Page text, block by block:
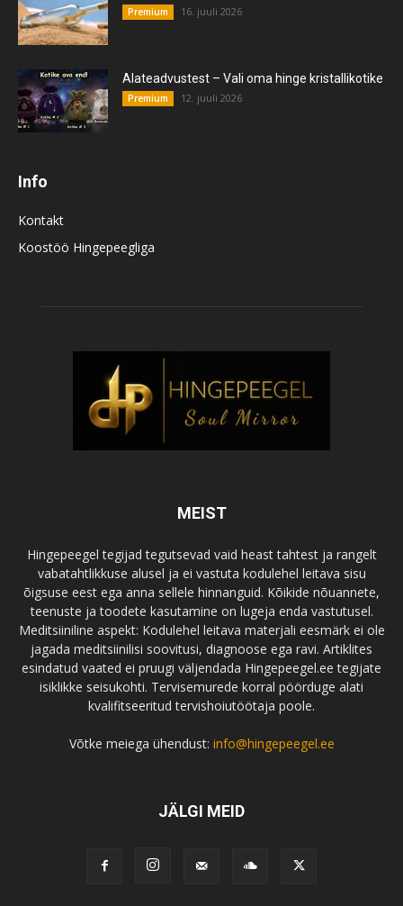
Premium 16. juuli 2026
Alateadvustest – Vali oma hinge kristallikotike
Premium 12. juuli 2026
Info
Kontakt
Koostöö Hingepeegliga
MEIST
Hingepeegel tegijad tegutsevad vaid heast tahtest ja rangelt
vabatahtlikkuse alusel ja ei vastuta kodulehel leitava sisu
õigsuse eest ega anna sellele hinnanguid. Kõikide nõuannete,
teenuste ja toodete kasutamine on lugeja enda vastutusel.
Meditsiiniline aspekt: Kodulehel leitava materjali eesmärk ei ole
jagada meditsiinilisi soovitusi, diagnoose ega ravi. Artiklites
esindatud vaated ei pruugi väljendada Hingepeegel.ee tegijate
isiklikke seisukohti. Tervisemurede korral pöörduge alati
kvalifitseeritud tervishoiutöötaja poole.
Võtke meiega ühendust: info@hingepeegel.ee
JÄLGI MEID